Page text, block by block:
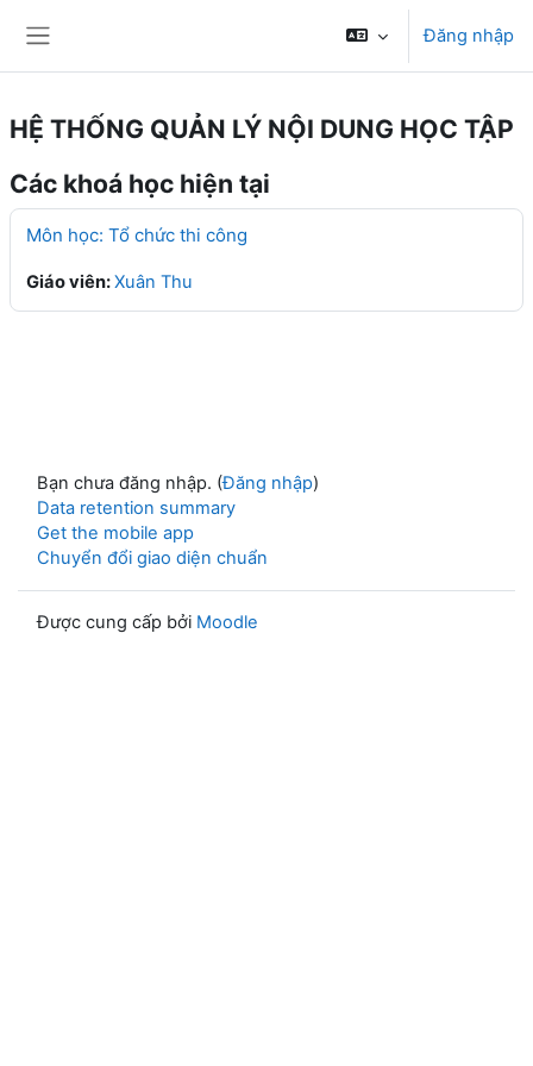
Đăng nhập
HỆ THỐNG QUẢN LÝ NỘI DUNG HỌC TẬP
Các khoá học hiện tại
Môn học: Tổ chức thi công
Giáo viên:Xuân Thu
Bạn chưa đăng nhập. (Đăng nhập)
Data retention summary
Get the mobile app
Chuyển đổi giao diện chuẩn
Được cung cấp bởi Moodle